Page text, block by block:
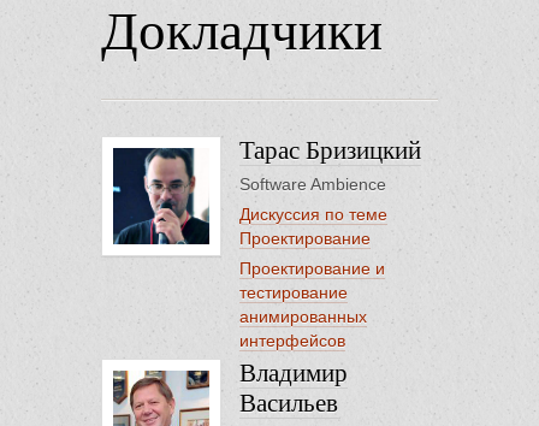
Докладчики
Тарас Бризицкий
Software Ambience
Дискуссия по теме
Проектирование
Проектирование и
тестирование
анимированных
интерфейсов
Владимир
Васильев